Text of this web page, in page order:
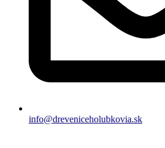
info@dreveniceholubkovia.sk